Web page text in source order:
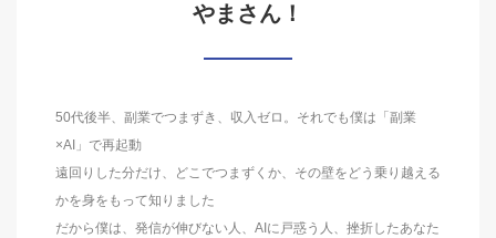
やまさん！
50代後半、副業でつまずき、収入ゼロ。それでも僕は「副業
×AI」で再起動
遠回りした分だけ、どこでつまずくか、その壁をどう乗り越える
かを身をもって知りました
だから僕は、発信が伸びない人、AIに戸惑う人、挫折したあなた